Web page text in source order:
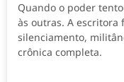
Quando o poder
às outras. A escritora
silenciamento,
crônica completa.